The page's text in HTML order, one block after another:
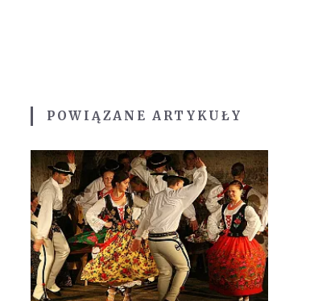
POWIĄZANE ARTYKUŁY